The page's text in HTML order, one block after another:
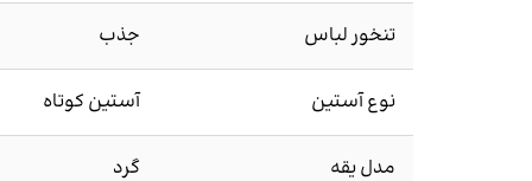
تنخور لباس جذب
نوع آستین آستین کوتاه
مدل یقه گرد